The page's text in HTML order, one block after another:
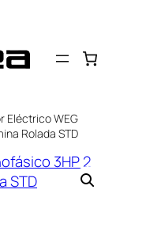
Eléctrico WEG
Rolada STD